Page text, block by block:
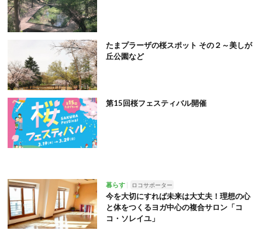
たまプラーザの桜スポット その２～美しが
丘公園など
第15回桜フェスティバル開催
暮らす ロコサポーター
今を大切にすれば未来は大丈夫！理想の心
と体をつくるヨガ中心の複合サロン「コ
コ・ソレイユ」